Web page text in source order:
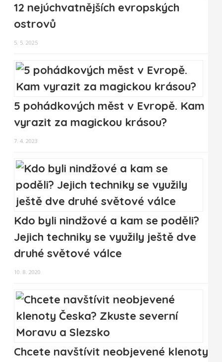
12 nejúchvatnějších evropských
ostrovů
5. 5. 2025
5 pohádkových měst v Evropě. Kam
vyrazit za magickou krásou?
7. 4. 2023
Kdo byli nindžové a kam se poděli?
Jejich techniky se využily ještě dve
druhé světové válce
10. 8. 2020
Chcete navštívit neobjevené klenoty